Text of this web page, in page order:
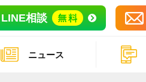
相談
ニュース